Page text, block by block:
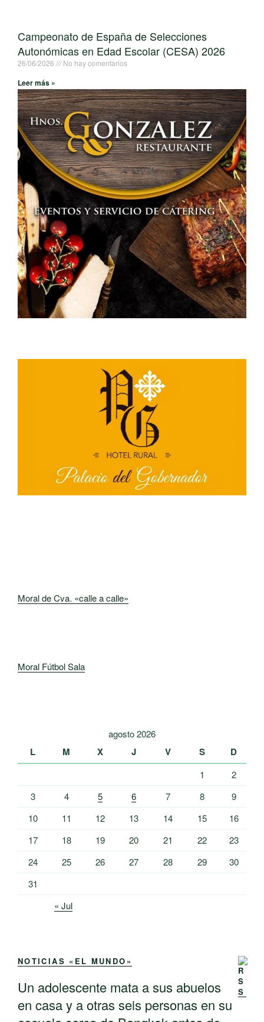
Moral de Cva. «calle a calle»
Moral Fútbol Sala
agosto 2026
L M X J V S D
1
2
3
4 5 6 7 8
9
10
11 12 13 14 15
16
17
18 19 20 21 22
23
24
25 26 27 28 29
30
31
« Jul
NOTICIAS «EL MUNDO»
Un adolescente mata a sus abuelos
en casa y a otras seis personas en su
Campeonato de España de Selecciones
Autonómicas en Edad Escolar (CESA) 2026
26/06/2026 No hay comentarios
Leer más »